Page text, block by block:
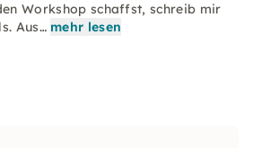
Workshop schaffst, schreib mir
Aus… mehr lesen